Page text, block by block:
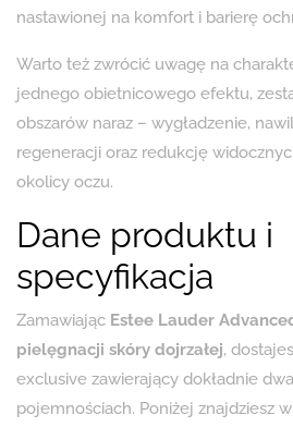
nastawionej na komfort i barierę
Warto też zwrócić uwagę na
jednego obietnicowego efektu,
obszarów naraz – wygładzenie,
regeneracji oraz redukcję
okolicy oczu.
Dane produktu i
specyfikacja
Zamawiając Estee Lauder
pielęgnacji skóry dojrzałej,
exclusive zawierający dokładnie
pojemnościach. Poniżej znajdziesz